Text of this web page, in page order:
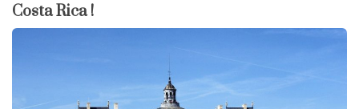
Costa Rica !